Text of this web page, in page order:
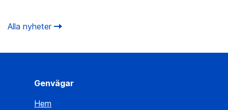
Alla nyheter
Genvägar
Hem